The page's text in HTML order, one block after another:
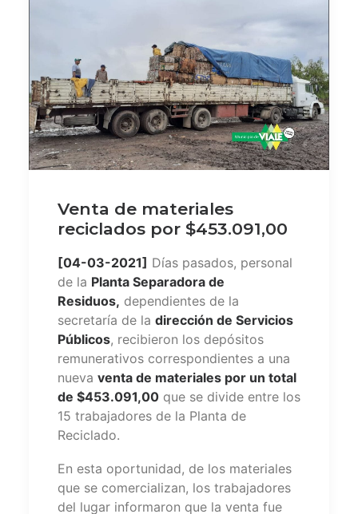
Venta de materiales
reciclados por $453.091,00
[04-03-2021] Días pasados, personal
de la Planta Separadora de
Residuos, dependientes de la
secretaría de la dirección de Servicios
Públicos, recibieron los depósitos
remunerativos correspondientes a una
nueva venta de materiales por un total
de $453.091,00 que se divide entre los
15 trabajadores de la Planta de
Reciclado.
En esta oportunidad, de los materiales
que se comercializan, los trabajadores
del lugar informaron que la venta fue